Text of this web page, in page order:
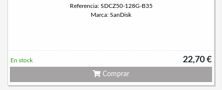
Referencia: SDCZ50-128G-B35
Marca: SanDisk
22,70 €
En stock
Comprar